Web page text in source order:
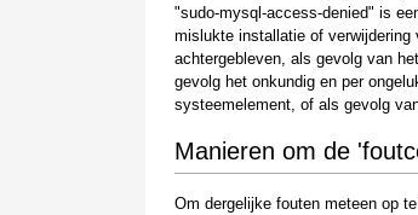
"sudo-mysql-access-denied" is
mislukte installatie of verwijdering
achtergebleven, als gevolg van
gevolg het onkundig en per
systeemelement, of als gevolg
Manieren om de
Om dergelijke fouten meteen op